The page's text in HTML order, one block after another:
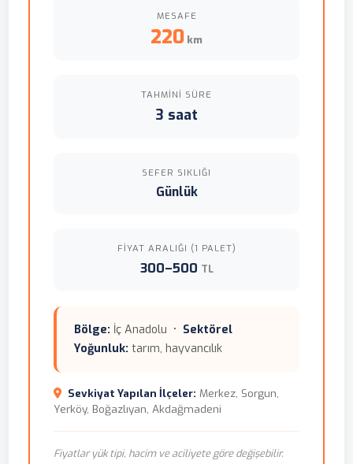
MESAFE
220 km
TAHMINI SÜRE
3 saat
SEFER SIKLIĞI
Günlük
FIYAT ARALIĞI (1 PALET)
300–500 TL
Bölge: İç Anadolu • Sektörel
Yoğunluk: tarım, hayvancılık
Sevkiyat Yapılan İlçeler: Merkez, Sorgun,
Yerköy, Boğazlıyan, Akdağmadeni
Fiyatlar yük tipi, hacim ve aciliyete göre değişebilir.